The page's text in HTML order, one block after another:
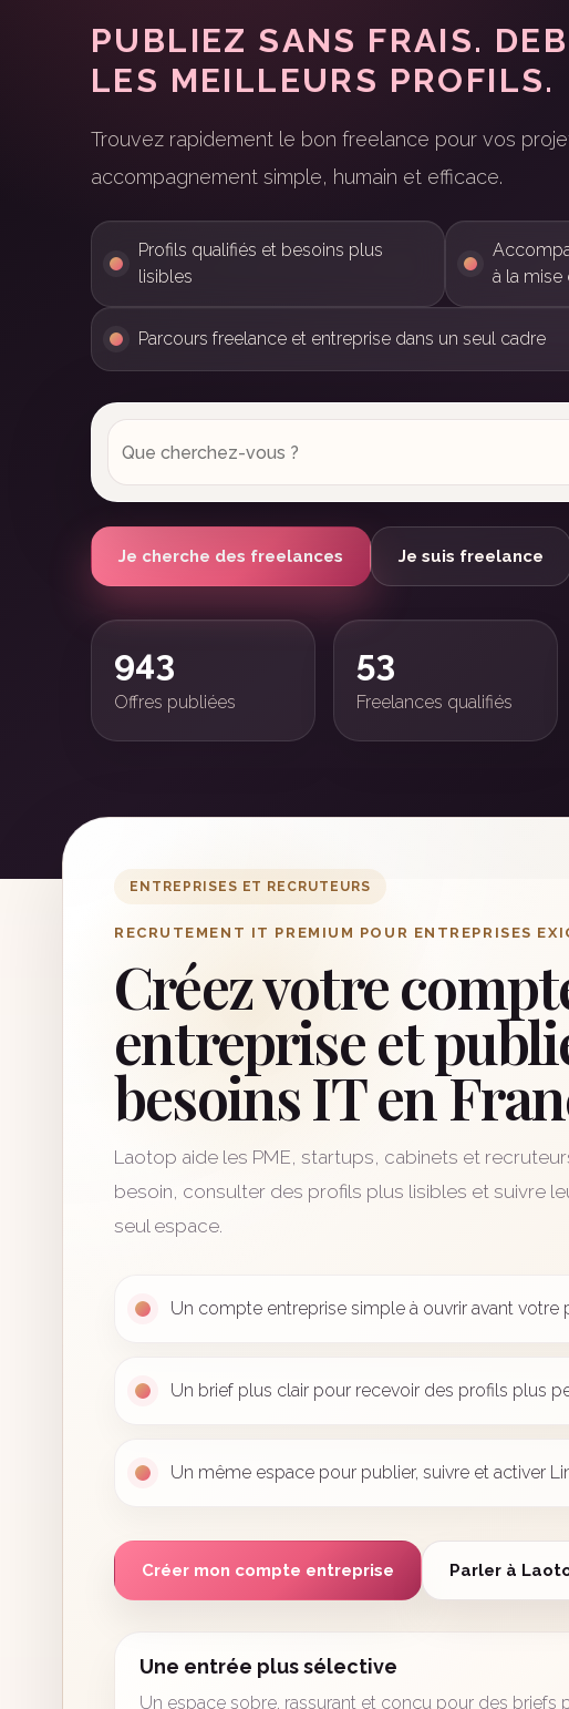
PUBLIEZ SANS FRAIS.
LES MEILLEURS PROFILS.
Trouvez rapidement le bon freelance pour vos
accompagnement simple, humain et efficace.
Profils qualifiés et besoins plus
lisibles
à la mise
Parcours freelance et entreprise dans un seul cadre
Je cherche des freelances Je suis freelance
943
Offres publiées
53
Freelances qualifiés
ENTREPRISES ET RECRUTEURS
RECRUTEMENT IT PREMIUM POUR ENTREPRISES
Créez votre
entreprise et
besoins IT en
Laotop aide les PME, startups, cabinets et
besoin, consulter des profils plus lisibles et suivre
seul espace.
Un compte entreprise simple à ouvrir avant votre
Un brief plus clair pour recevoir des profils plus
Un même espace pour publier, suivre et activer
Créer mon compte entreprise Parler à
Une entrée plus sélective
Un espace sobre, rassurant et conçu pour des briefs